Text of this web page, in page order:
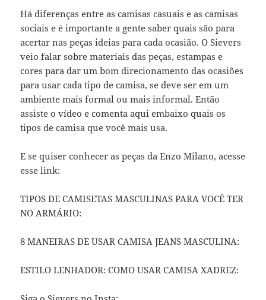
Há diferenças entre as camisas casuais e as camisas
sociais e é importante a gente saber quais são para
acertar nas peças ideias para cada ocasião. O Sievers
veio falar sobre materiais das peças, estampas e
cores para dar um bom direcionamento das ocasiões
para usar cada tipo de camisa, se deve ser em um
ambiente mais formal ou mais informal. Então
assiste o vídeo e comenta aqui embaixo quais os
tipos de camisa que você mais usa.
E se quiser conhecer as peças da Enzo Milano, acesse
esse link:
TIPOS DE CAMISETAS MASCULINAS PARA VOCÊ TER
NO ARMÁRIO:
8 MANEIRAS DE USAR CAMISA JEANS MASCULINA:
ESTILO LENHADOR: COMO USAR CAMISA XADREZ: